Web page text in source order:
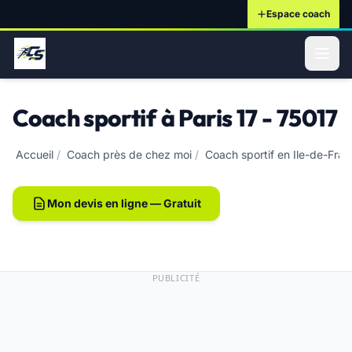
Espace coach
Coach sportif à Paris 17 - 75017
Accueil / Coach près de chez moi / Coach sportif en Ile-de-
Mon devis en ligne — Gratuit
PUBLICITÉ